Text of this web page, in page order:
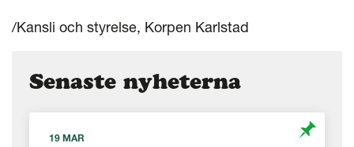
/Kansli och styrelse, Korpen Karlstad
Senaste nyheterna
19 MAR